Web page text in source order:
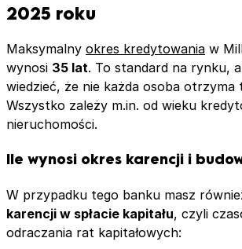
2025 roku
Maksymalny okres kredytowania w
wynosi 35 lat. To standard na rynku,
wiedzieć, że nie każda osoba otrzyma
Wszystko zależy m.in. od wieku
nieruchomości.
Ile wynosi okres karencji i
W przypadku tego banku masz
karencji w spłacie kapitału, czyli
odraczania rat kapitałowych: